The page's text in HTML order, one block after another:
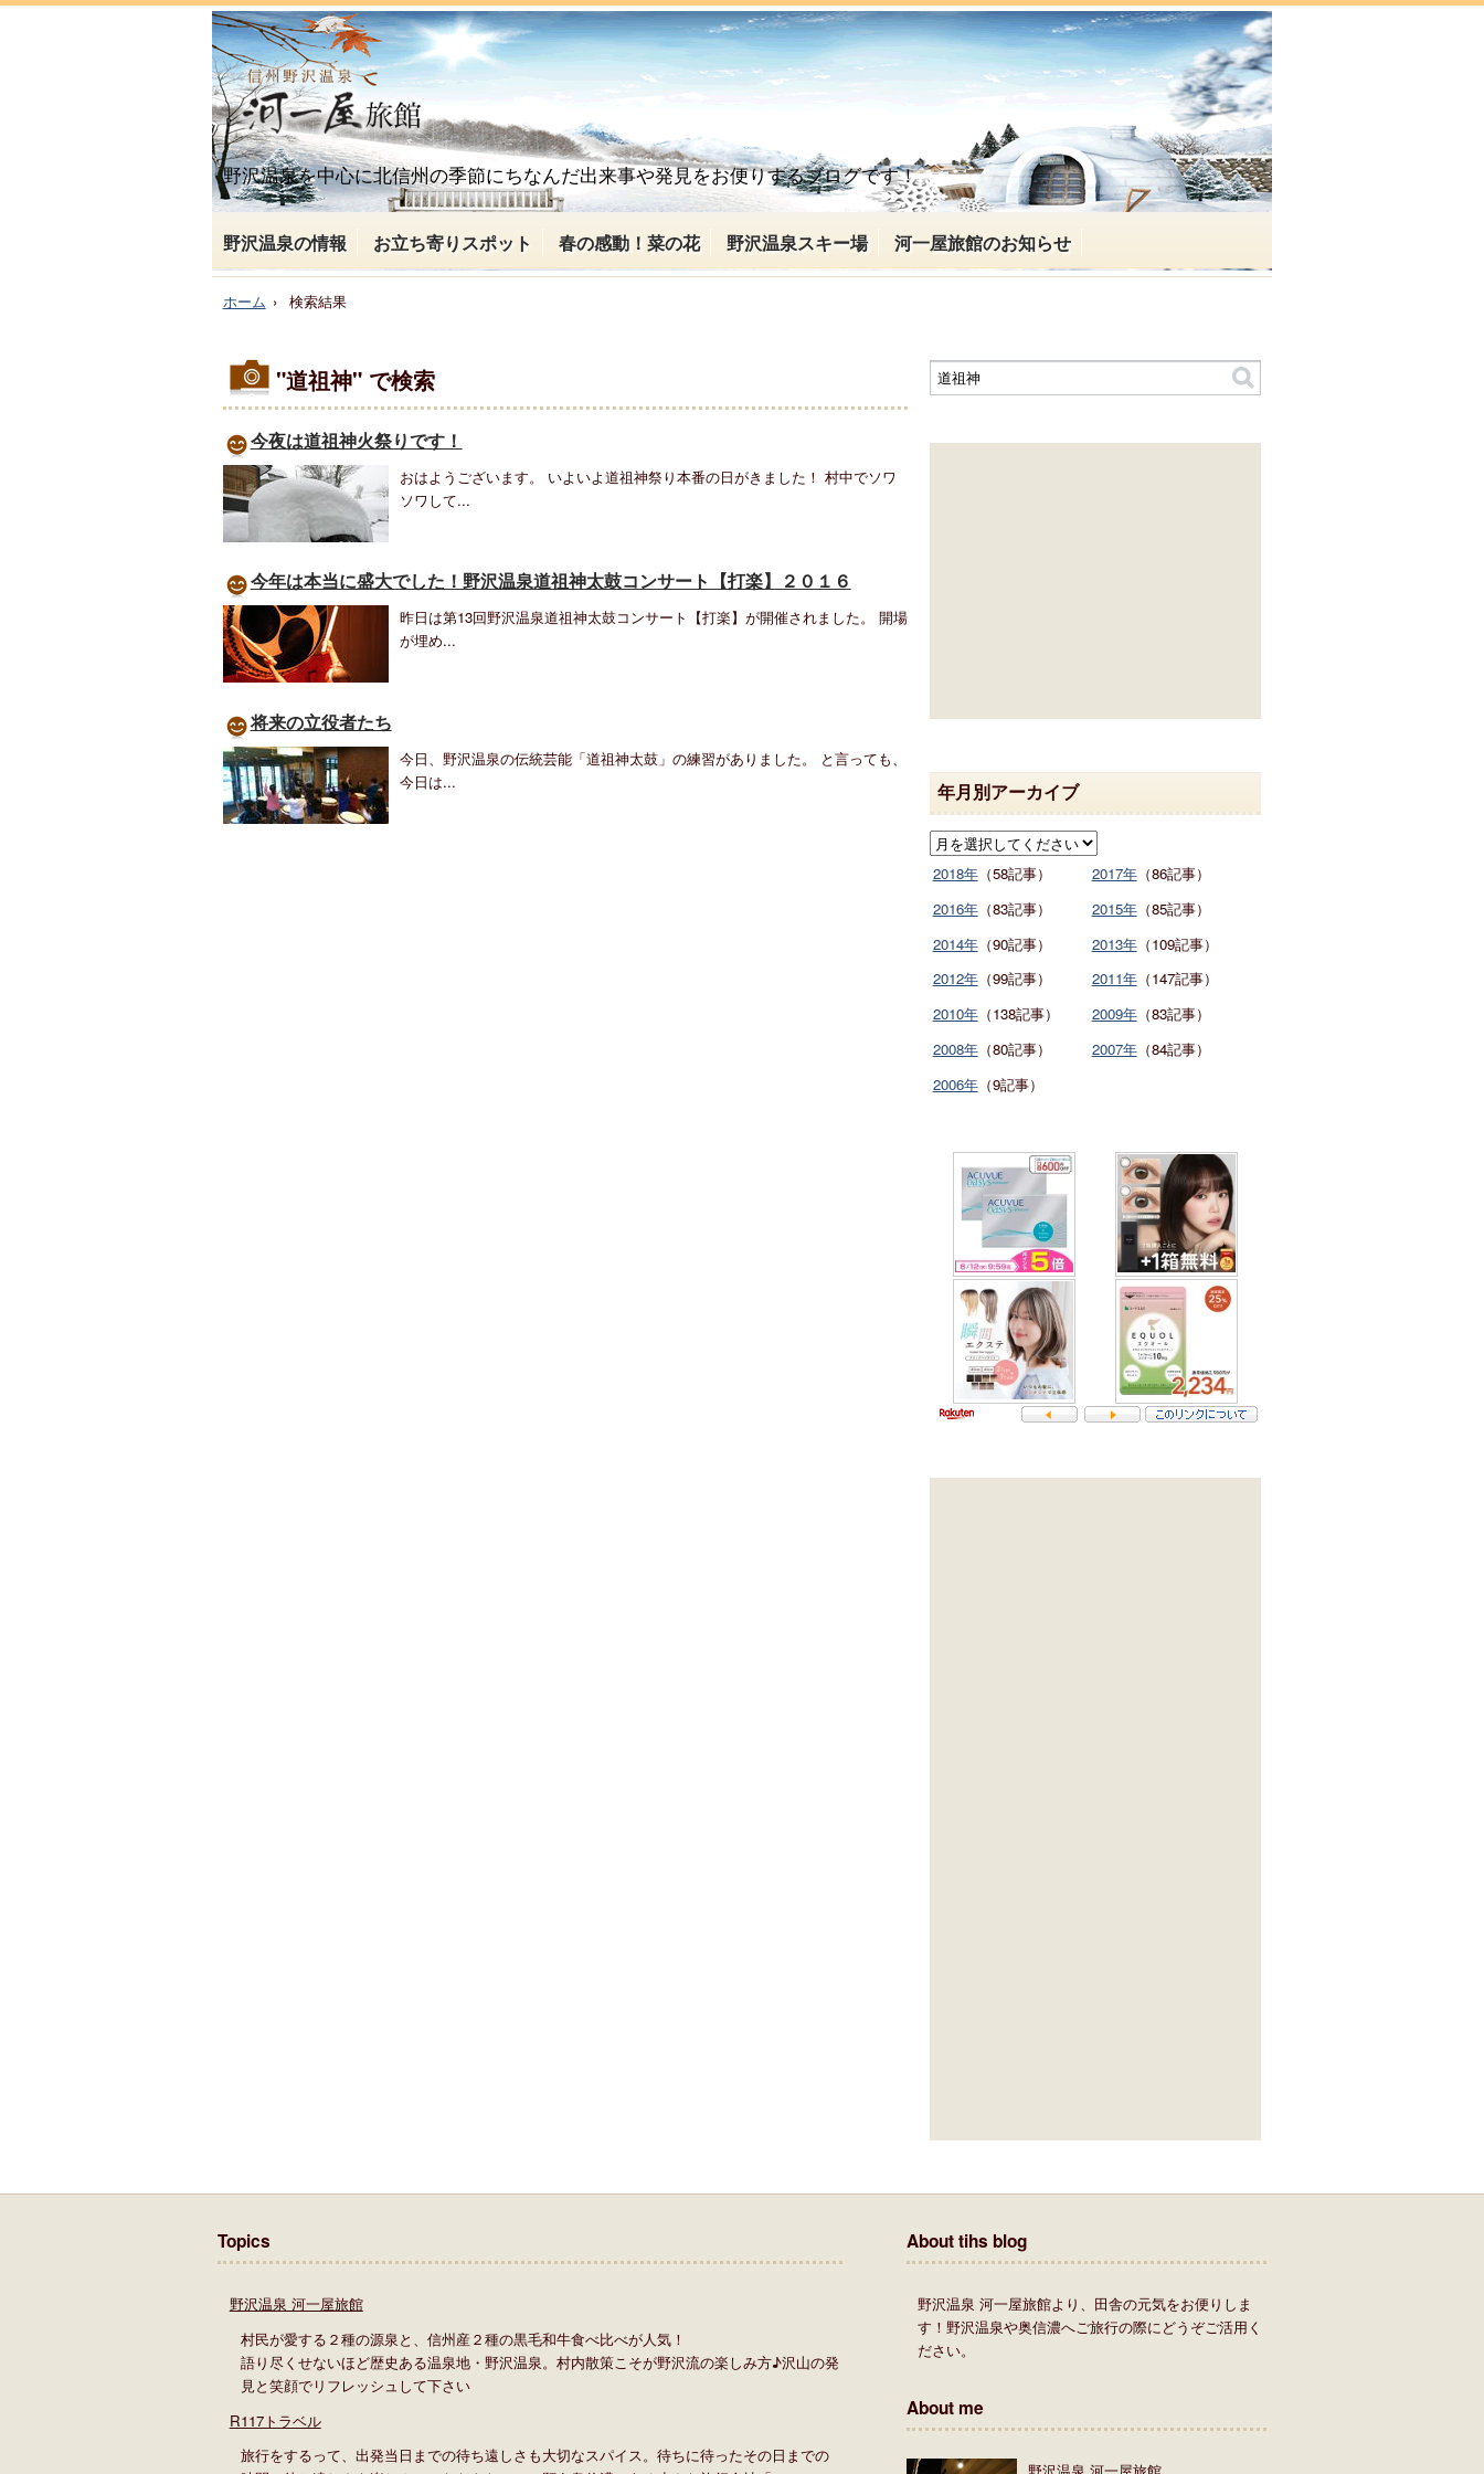
野沢温泉を中心に北信州の季節にちなんだ出来事や発見をお便りするブログです！
野沢温泉の情報 お立ち寄りスポット 春の感動！菜の花 野沢温泉スキー場 河一屋旅館のお知らせ
ホーム 検索結果
"道祖神" で検索
今夜は道祖神火祭りです！
おはようございます。 いよいよ道祖神祭り本番の日がきました！ 村中でソワ
ソワして...
今年は本当に盛大でした！野沢温泉道祖神太鼓コンサート【打楽】２０１６
昨日は第13回野沢温泉道祖神太鼓コンサート【打楽】が開催されました。 開場
が埋め...
将来の立役者たち
今日、野沢温泉の伝統芸能「道祖神太鼓」の練習がありました。 と言っても、
今日は...
年月別アーカイブ
2018年（58記事） 2017年（86記事）
2016年（83記事） 2015年（85記事）
2014年（90記事） 2013年（109記事）
2012年（99記事） 2011年（147記事）
2010年（138記事） 2009年（83記事）
2008年（80記事） 2007年（84記事）
2006年（9記事）
Topics
野沢温泉 河一屋旅館
村民が愛する２種の源泉と、信州産２種の黒毛和牛食べ比べが人気！
語り尽くせないほど歴史ある温泉地・野沢温泉。村内散策こそが野沢流の楽しみ方♪沢山の発
見と笑顔でリフレッシュして下さい
R117トラベル
旅行をするって、出発当日までの待ち遠しさも大切なスパイス。待ちに待ったその日までの
About tihs blog
野沢温泉 河一屋旅館より、田舎の元気をお便りしま
す！野沢温泉や奥信濃へご旅行の際にどうぞご活用く
ださい。
About me